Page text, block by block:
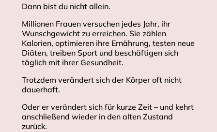
Dann bist du nicht allein.
Millionen Frauen versuchen jedes Jahr, ihr
Wunschgewicht zu erreichen. Sie zählen
Kalorien, optimieren ihre Ernährung, testen neue
Diäten, treiben Sport und beschäftigen sich
täglich mit ihrer Gesundheit.
Trotzdem verändert sich der Körper oft nicht
dauerhaft.
Oder er verändert sich für kurze Zeit – und kehrt
anschließend wieder in den alten Zustand
zurück.